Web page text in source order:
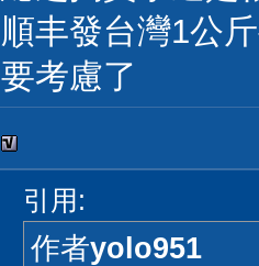
順丰發台灣1公
要考慮了
引用:
作者yolo951